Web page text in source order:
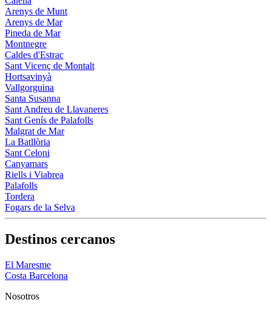
Arenys de Munt
Arenys de Mar
Pineda de Mar
Montnegre
Caldes d'Estrac
Sant Vicenç de Montalt
Hortsavinyà
Vallgorguina
Santa Susanna
Sant Andreu de Llavaneres
Sant Genís de Palafolls
Malgrat de Mar
La Batllòria
Sant Celoni
Canyamars
Riells i Viabrea
Palafolls
Tordera
Fogars de la Selva
Destinos cercanos
El Maresme
Costa Barcelona
Nosotros